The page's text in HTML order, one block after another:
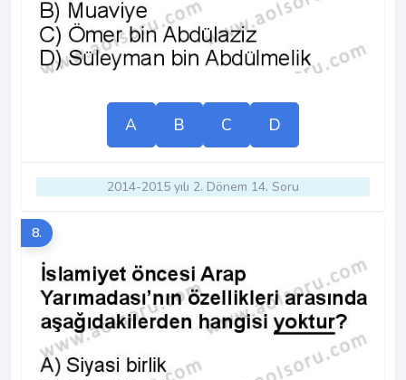
A B C D
2014-2015 yılı 2. Dönem 14. Soru
8.